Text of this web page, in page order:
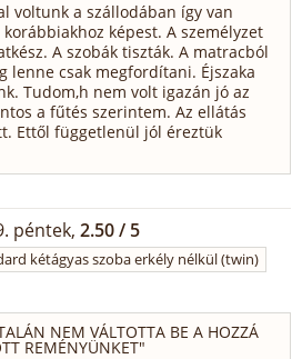
voltunk a szállodában így van
képest. A személyzet
A szobák tiszták. A matracból
lenne csak megfordítani. Éjszaka
Tudom,h nem volt igazán jó az
a fűtés szerintem. Az ellátás
Ettől függetlenül jól éreztük
péntek, 2.50 / 5
kétágyas szoba erkély nélkül (twin)
NEM VÁLTOTTA BE A HOZZÁ
REMÉNYÜNKET"